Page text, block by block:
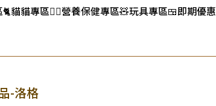
🐈️貓貓專區👨‍⚕️營養保健專區🧸玩具專區🍱即期優惠
-洛格